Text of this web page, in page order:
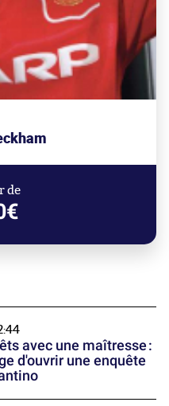
de
avec une maîtresse :
d'ouvrir une enquête